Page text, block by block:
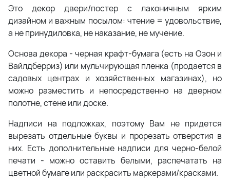
Это декор двери/постер с лаконичным ярким
дизайном и важным посылом: чтение = удовольствие,
а не принудиловка, не наказание, не мучение.
Основа декора - черная крафт-бумага (есть на Озон и
Вайлдберриз) или мульчирующая пленка (продается в
садовых центрах и хозяйственных магазинах), но
можно разместить и непосредственно на дверном
полотне, стене или доске.
Надписи на подложках, поэтому Вам не придется
вырезать отдельные буквы и прорезать отверстия в
них. Есть дополнительные надписи для черно-белой
печати - можно оставить белыми, распечатать на
цветной бумаге или раскрасить маркерами/красками.